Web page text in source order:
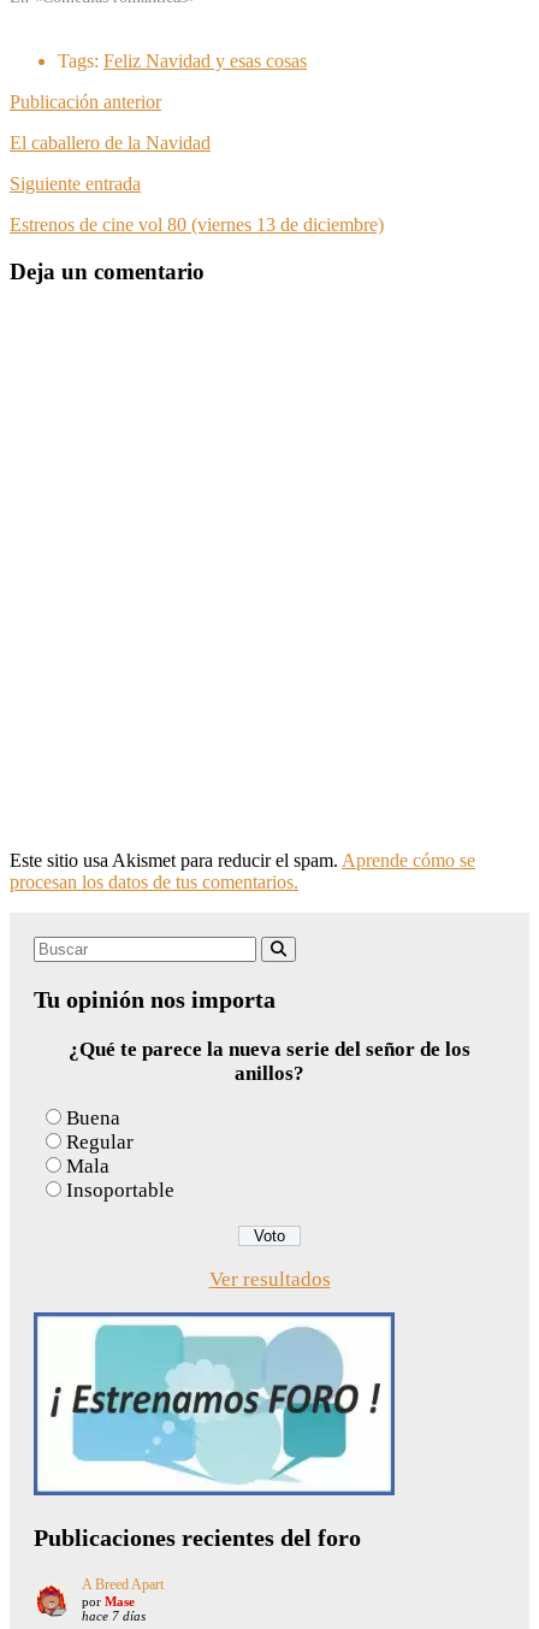
Tags: Feliz Navidad y esas cosas
Publicación anterior
El caballero de la Navidad
Siguiente entrada
Estrenos de cine vol 80 (viernes 13 de diciembre)
Deja un comentario
Este sitio usa Akismet para reducir el spam. Aprende cómo se
procesan los datos de tus comentarios.
Search
Tu opinión nos importa
¿Qué te parece la nueva serie del señor de los
anillos?
Buena
Regular
Mala
Insoportable
Ver resultados
Publicaciones recientes del foro
A Breed Apart
por Mase
hace 7 días